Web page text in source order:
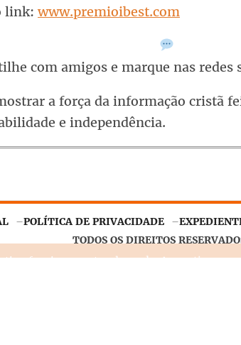
link:www.premioibest.com
com amigos e marque nas redes
a força da informação cristã
e independência.
POLÍTICA DE PRIVACIDADE
TODOS OS DIREITOS
o funcionamento adequado. Ao continuar